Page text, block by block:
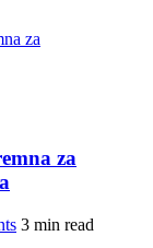
za
3 min read